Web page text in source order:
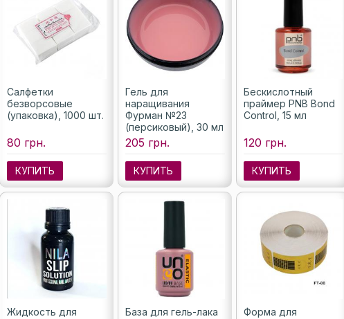
Салфетки
безворсовые
(упаковка), 1000 шт.
80 грн.
КУПИТЬ
Гель для
наращивания
Фурман №23
(персиковый), 30 мл
205 грн.
КУПИТЬ
Бескислотный
праймер PNB Bond
Control, 15 мл
120 грн.
КУПИТЬ
Жидкость для
База для гель-лака
Форма для